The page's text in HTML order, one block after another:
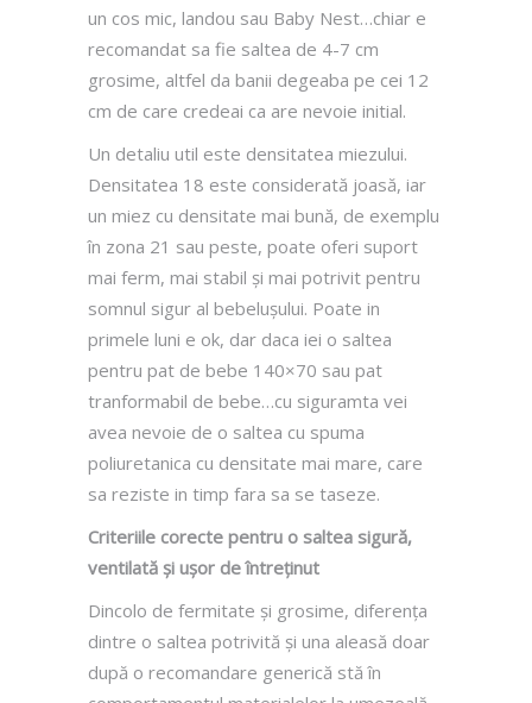
un cos mic, landou sau Baby Nest…chiar e
recomandat sa fie saltea de 4-7 cm
grosime, altfel da banii degeaba pe cei 12
cm de care credeai ca are nevoie initial.
Un detaliu util este densitatea miezului.
Densitatea 18 este considerată joasă, iar
un miez cu densitate mai bună, de exemplu
în zona 21 sau peste, poate oferi suport
mai ferm, mai stabil și mai potrivit pentru
somnul sigur al bebelușului. Poate in
primele luni e ok, dar daca iei o saltea
pentru pat de bebe 140×70 sau pat
tranformabil de bebe…cu siguramta vei
avea nevoie de o saltea cu spuma
poliuretanica cu densitate mai mare, care
sa reziste in timp fara sa se taseze.
Criteriile corecte pentru o saltea sigură,
ventilată și ușor de întreținut
Dincolo de fermitate și grosime, diferența
dintre o saltea potrivită și una aleasă doar
după o recomandare generică stă în